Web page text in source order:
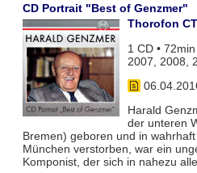
CD Portrait "Best of Genzmer"
Thorofon
1 CD •
2007, 2008,
Harald
der unteren
Bremen) geboren und in
München verstorben, war ein
Komponist, der sich in nahezu